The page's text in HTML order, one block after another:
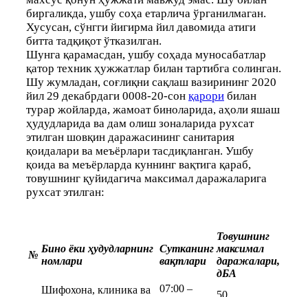
биргаликда, ушбу соҳа етарлича ўрганилмаган.
Хусусан, сўнгги йигирма йил давомида атиги
битта тадқиқот ўтказилган.
Шунга қарамасдан, ушбу соҳада муносабатлар
қатор техник ҳужжатлар билан тартибга солинган.
Шу жумладан, соғлиқни сақлаш вазирининг 2020
йил 29 декабрдаги 0008-20-сон қарори билан
турар жойларда, жамоат биноларида, аҳоли яшаш
ҳудудларида ва дам олиш зоналарида рухсат
этилган шовқин даражасининг санитария
қоидалари ва меъёрлари тасдиқланган. Ушбу
қоида ва меъёрларда куннинг вақтига қараб,
товушнинг қуйидагича максимал даражаларига
рухсат этилган:
№
Бино ёки ҳудудларнинг
номлари
Сутканинг
вақтлари
Товушнинг
максимал
даражалари,
дБА
Шифохона, клиника ва
07:00 –
50